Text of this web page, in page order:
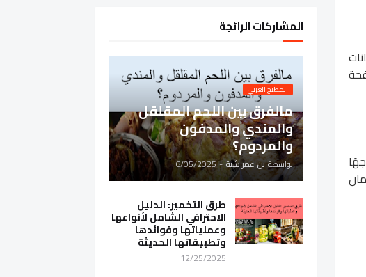
المشاركات الرائجة
المطبخ العربي
مالفرق بين اللحم المقلقل
والمندي والمدفون
والمردوم؟
بواسطةبن عمر شبة-
6/05/2025
طرق التخمير: الدليل
الاحترافي الشامل لأنواعها
وعملياتها وفوائدها
وتطبيقاتها الحديثة
12/25/2025